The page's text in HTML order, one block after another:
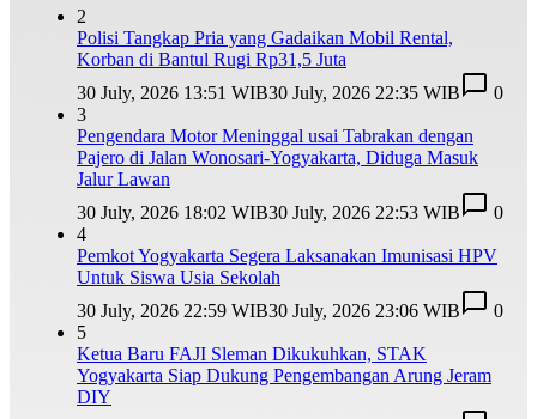
2
Polisi Tangkap Pria yang Gadaikan Mobil Rental,
Korban di Bantul Rugi Rp31,5 Juta
30 July, 2026 13:51 WIB30 July, 2026 22:35 WIB
0
3
Pengendara Motor Meninggal usai Tabrakan dengan
Pajero di Jalan Wonosari-Yogyakarta, Diduga Masuk
Jalur Lawan
30 July, 2026 18:02 WIB30 July, 2026 22:53 WIB
0
4
Pemkot Yogyakarta Segera Laksanakan Imunisasi HPV
Untuk Siswa Usia Sekolah
30 July, 2026 22:59 WIB30 July, 2026 23:06 WIB
0
5
Ketua Baru FAJI Sleman Dikukuhkan, STAK
Yogyakarta Siap Dukung Pengembangan Arung Jeram
DIY